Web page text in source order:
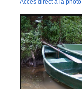
Accès direct à la photo